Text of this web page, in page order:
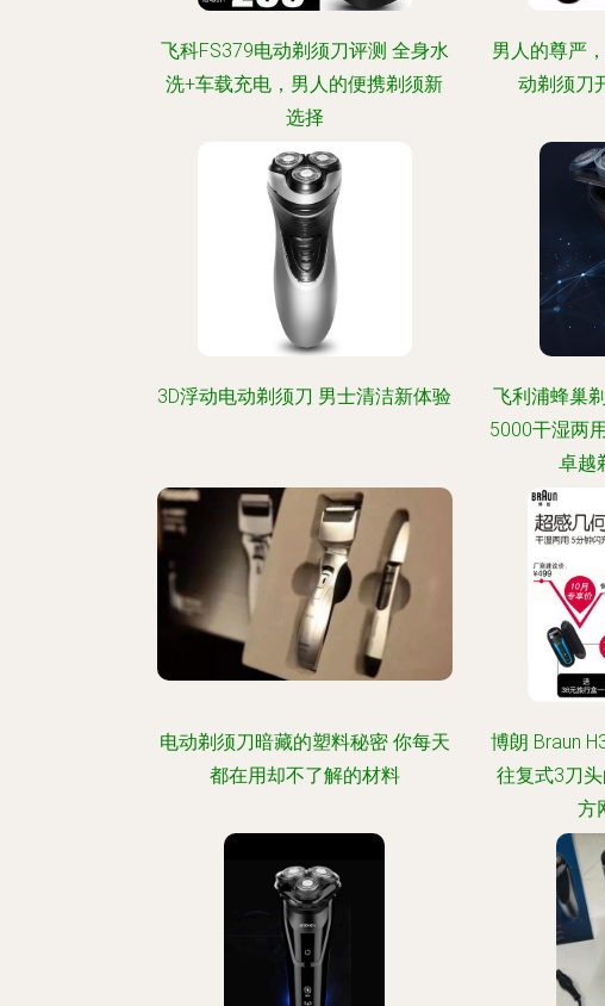
飞科FS379电动剃须刀评测 全身水
洗+车载充电，男人的便携剃须新
选择
男人的尊严
动剃须刀
3D浮动电动剃须刀 男士清洁新体验
飞利浦蜂巢
5000干湿两
卓越
电动剃须刀暗藏的塑料秘密 你每天
都在用却不了解的材料
博朗 Braun
往复式3刀
方